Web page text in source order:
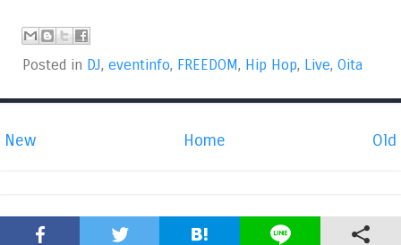
Posted in DJ, eventinfo, FREEDOM, Hip Hop, Live, Oita
New Old
Home